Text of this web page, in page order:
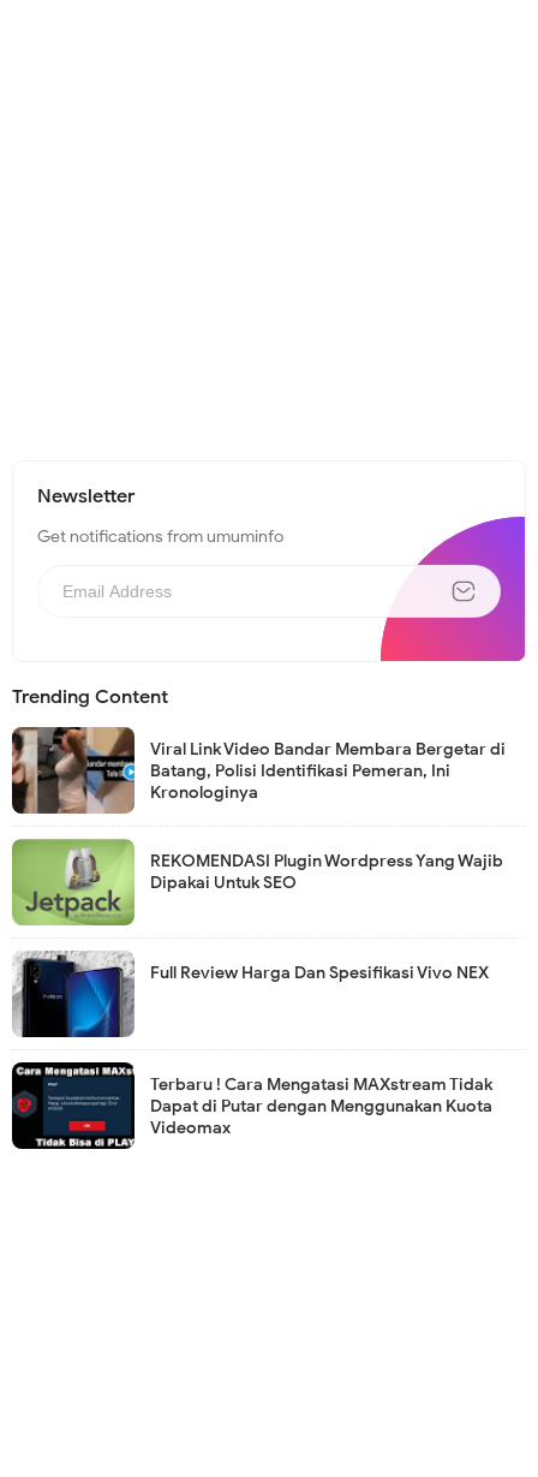
Newsletter
Get notifications from umuminfo
Trending Content
Viral Link Video Bandar Membara Bergetar di
Batang, Polisi Identifikasi Pemeran, Ini
Kronologinya
REKOMENDASI Plugin Wordpress Yang Wajib
Dipakai Untuk SEO
Full Review Harga Dan Spesifikasi Vivo NEX
Terbaru ! Cara Mengatasi MAXstream Tidak
Dapat di Putar dengan Menggunakan Kuota
Videomax